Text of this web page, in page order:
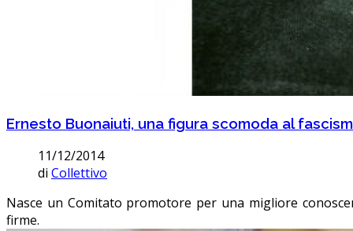
Ernesto Buonaiuti, una figura scomoda al
11/12/2014
di Collettivo
Nasce un Comitato promotore per una migliore
firme.